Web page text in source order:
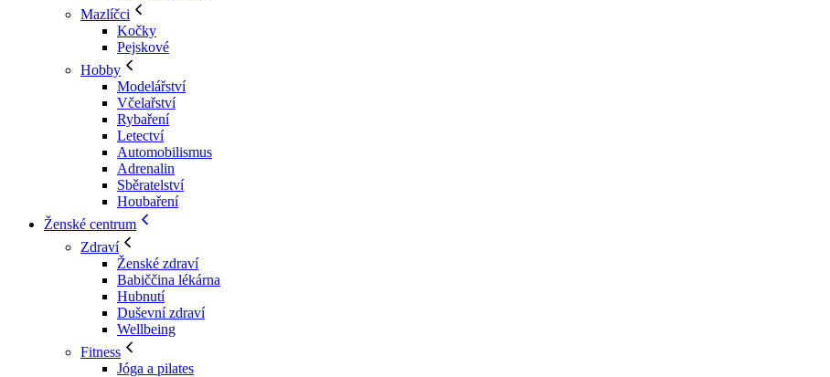
Mazlíčci
Kočky
Pejskové
Hobby
Modelářství
Včelařství
Rybaření
Letectví
Automobilismus
Adrenalin
Sběratelství
Houbaření
Ženské centrum
Zdraví
Ženské zdraví
Babiččina lékárna
Hubnutí
Duševní zdraví
Wellbeing
Fitness
Jóga a pilates